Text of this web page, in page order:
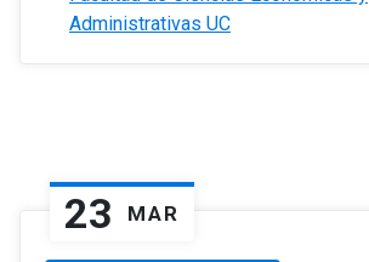
Administrativas UC
23 MAR